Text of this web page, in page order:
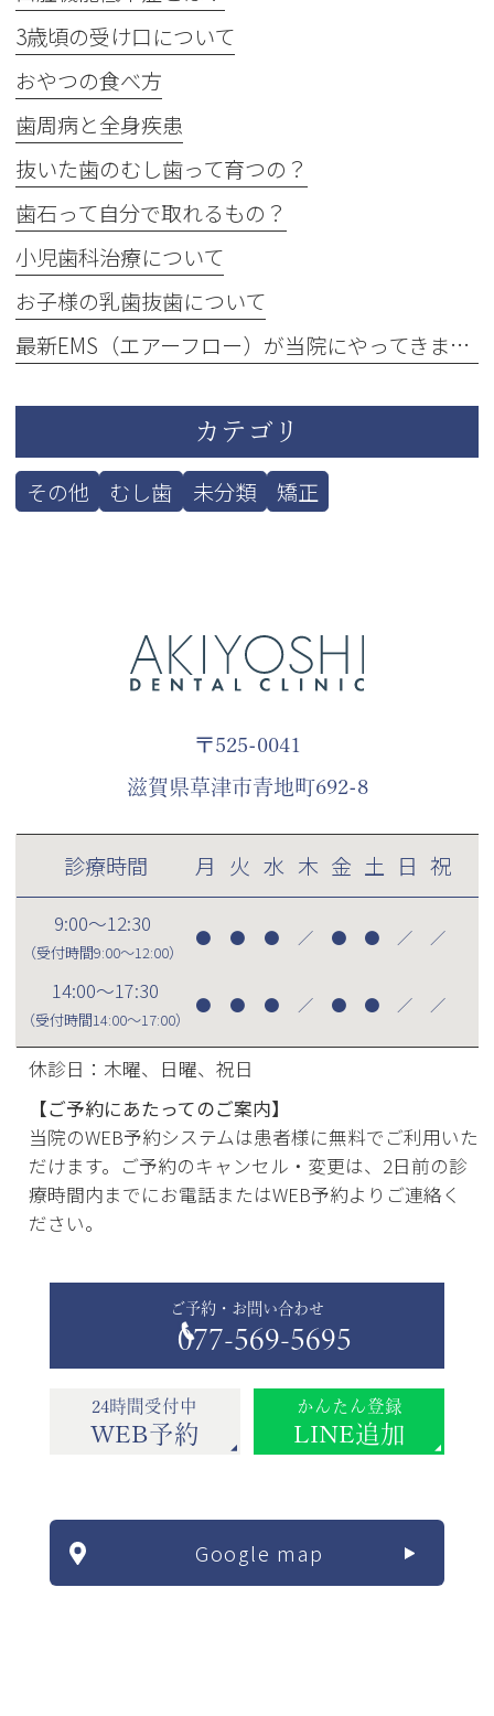
3歳頃の受け口について
おやつの食べ方
歯周病と全身疾患
抜いた歯のむし歯って育つの？
歯石って自分で取れるもの？
小児歯科治療について
お子様の乳歯抜歯について
最新EMS（エアーフロー）が当院にやってきました！
カテゴリ
その他 むし歯 未分類 矯正
〒525-0041
滋賀県草津市青地町692-8
診療時間 月 火 水 木 金 土 日 祝
9:00～12:30
（受付時間9:00～12:00）
● ● ● ／ ● ● ／ ／
14:00～17:30
（受付時間14:00～17:00）
● ● ● ／ ● ● ／ ／
休診日：木曜、日曜、祝日
【ご予約にあたってのご案内】
当院のWEB予約システムは患者様に無料でご利用いた
だけます。ご予約のキャンセル・変更は、2日前の診
療時間内までにお電話またはWEB予約よりご連絡く
ださい。
ご予約・お問い合わせ
077-569-5695
24時間受付中
WEB予約
かんたん登録
LINE追加
Google map